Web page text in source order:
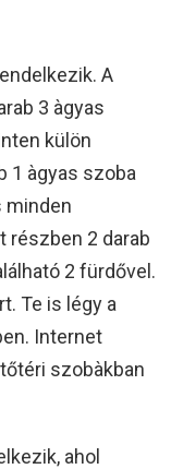
A
3 àgyas
külön
1 àgyas szoba
minden
részben 2 darab
2 fürdővel.
Te is légy a
Internet
szobàkban
ahol